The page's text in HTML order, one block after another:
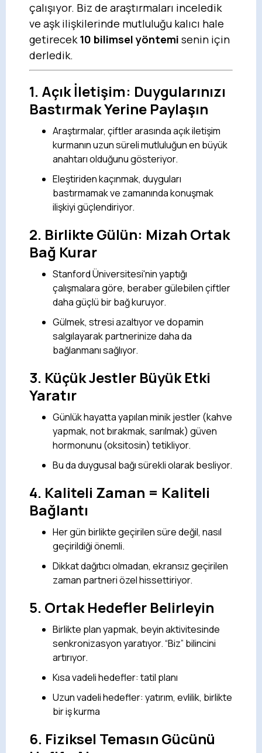
çalışıyor. Biz de araştırmaları inceledik
ve aşk ilişkilerinde mutluluğu kalıcı hale
getirecek10 bilimsel yöntemi senin için
derledik.
1. Açık İletişim: Duygularınızı
Bastırmak Yerine Paylaşın
Araştırmalar, çiftler arasında açık iletişim
kurmanın uzun süreli mutluluğun en büyük
anahtarı olduğunu gösteriyor.
Eleştiriden kaçınmak, duyguları
bastırmamak ve zamanında konuşmak
ilişkiyi güçlendiriyor.
2. Birlikte Gülün: Mizah Ortak
Bağ Kurar
Stanford Üniversitesi'nin yaptığı
çalışmalara göre, beraber gülebilen çiftler
daha güçlü bir bağ kuruyor.
Gülmek, stresi azaltıyor ve dopamin
salgılayarak partnerinize daha da
bağlanmanı sağlıyor.
3. Küçük Jestler Büyük Etki
Yaratır
Günlük hayatta yapılan minik jestler (kahve
yapmak, not bırakmak, sarılmak) güven
hormonunu (oksitosin) tetikliyor.
Bu da duygusal bağı sürekli olarak besliyor.
4. Kaliteli Zaman = Kaliteli
Bağlantı
Her gün birlikte geçirilen süre değil, nasıl
geçirildiği önemli.
Dikkat dağıtıcı olmadan, ekransız geçirilen
zaman partneri özel hissettiriyor.
5. Ortak Hedefler Belirleyin
Birlikte plan yapmak, beyin aktivitesinde
senkronizasyon yaratıyor. “Biz” bilincini
artırıyor.
Kısa vadeli hedefler: tatil planı
Uzun vadeli hedefler: yatırım, evlilik, birlikte
bir iş kurma
6. Fiziksel Temasın Gücünü